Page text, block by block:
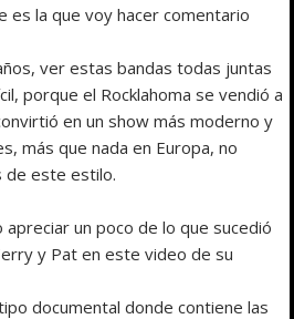
es la que voy hacer comentario
ver estas bandas todas juntas
porque el Rocklahoma se vendió a
en un show más moderno y
más que nada en Europa, no
de este estilo.
un poco de lo que sucedió
y Pat en este video de su
documental donde contiene las